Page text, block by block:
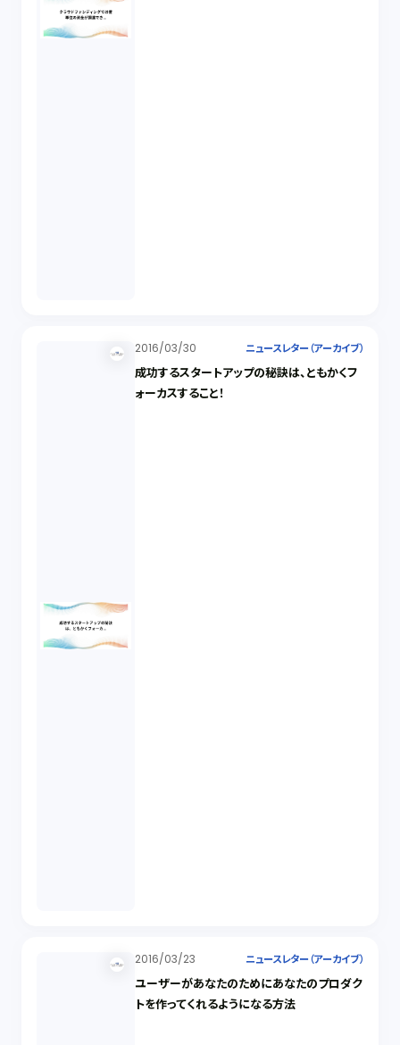
2016/03/30 ニュースレター（アーカイブ）
成功するスタートアップの秘訣は、ともかくフ
ォーカスすること！
2016/03/23 ニュースレター（アーカイブ）
ユーザーがあなたのためにあなたのプロダク
トを作ってくれるようになる方法